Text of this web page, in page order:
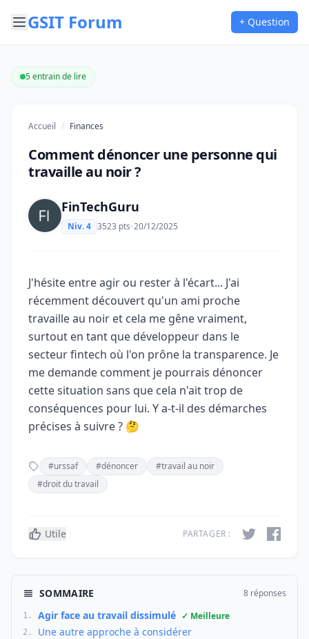
GSIT Forum + Question
5 entrain de lire
Accueil / Finances
Comment dénoncer une personne qui
travaille au noir ?
FinTechGuru
Niv. 4 3523 pts•20/12/2025
J'hésite entre agir ou rester à l'écart... J'ai
récemment découvert qu'un ami proche
travaille au noir et cela me gêne vraiment,
surtout en tant que développeur dans le
secteur fintech où l'on prône la transparence. Je
me demande comment je pourrais dénoncer
cette situation sans que cela n'ait trop de
conséquences pour lui. Y a-t-il des démarches
précises à suivre ? 🤔
#urssaf #dénoncer
#travail au noir
#droit du travail
Utile PARTAGER :
SOMMAIRE 8 réponses
1. Agir face au travail dissimulé ✓ Meilleure
2. Une autre approche à considérer